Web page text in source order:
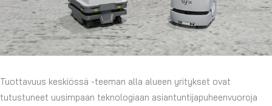
Tuottavuus keskiössä -teeman alla alueen yritykset ovat
tutustuneet uusimpaan teknologiaan asiantuntijapuheenvuoroja